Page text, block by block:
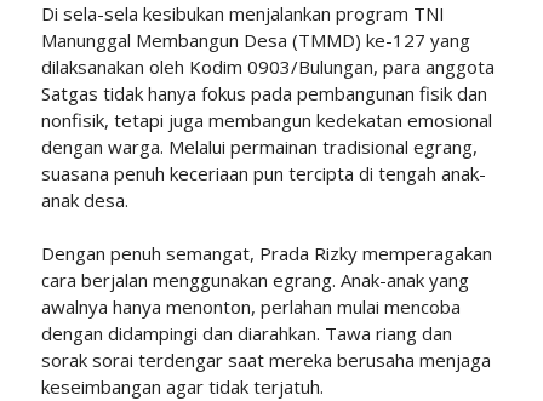
Di sela-sela kesibukan menjalankan program TNI
Manunggal Membangun Desa (TMMD) ke-127 yang
dilaksanakan oleh Kodim 0903/Bulungan, para anggota
Satgas tidak hanya fokus pada pembangunan fisik dan
nonfisik, tetapi juga membangun kedekatan emosional
dengan warga. Melalui permainan tradisional egrang,
suasana penuh keceriaan pun tercipta di tengah anak-
anak desa.
Dengan penuh semangat, Prada Rizky memperagakan
cara berjalan menggunakan egrang. Anak-anak yang
awalnya hanya menonton, perlahan mulai mencoba
dengan didampingi dan diarahkan. Tawa riang dan
sorak sorai terdengar saat mereka berusaha menjaga
keseimbangan agar tidak terjatuh.